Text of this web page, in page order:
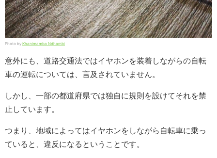
Photo by Khanimamba Ndhambi
意外にも、道路交通法ではイヤホンを装着しながらの自転
車の運転については、言及されていません。
しかし、一部の都道府県では独自に規則を設けてそれを禁
止しています。
つまり、地域によってはイヤホンをしながら自転車に乗っ
ていると、違反になるということです。